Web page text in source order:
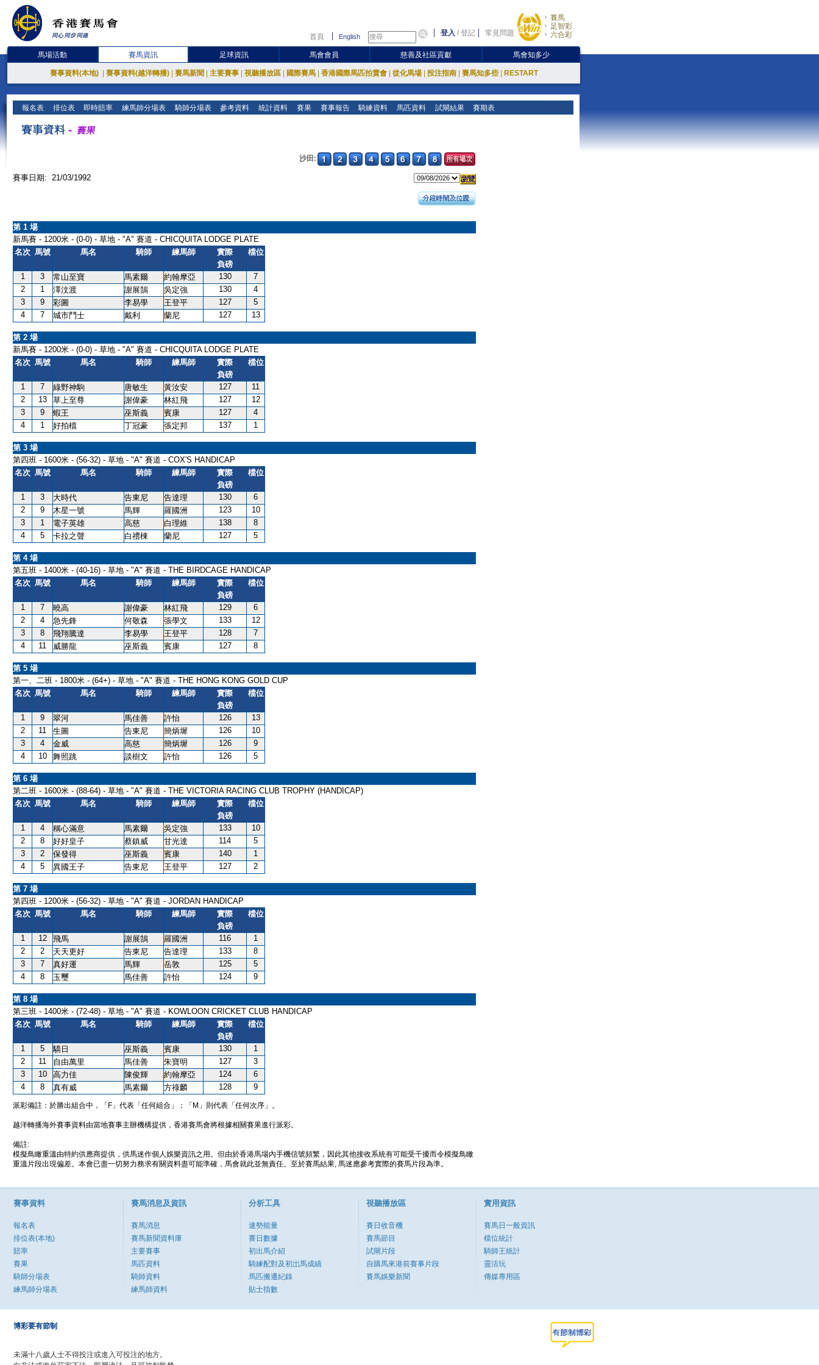
首頁 English 登入 /登記 常見問題
賽馬
足智彩
六合彩
馬場活動 賽馬資訊 足球資訊 馬會會員 慈善及社區貢獻 馬會知多少
賽事資料(本地) 賽事資料(越洋轉播) 賽馬新聞 主要賽事 視聽播放區 國際賽馬 香港國際馬匹拍賣會 從化馬場 投注指南 賽馬知多些 RESTART
報名表 排位表 即時賠率 練馬師分場表 騎師分場表 參考資料 統計資料 賽果 賽事報告 騎練資料 馬匹資料 試閘結果 賽期表
沙田:
賽事日期: 21/03/1992
第 1 場
新馬賽 - 1200米 - (0-0) - 草地 - "A" 賽道 - CHICQUITA LODGE PLATE
名次 馬號 馬名 騎師 練馬師
實際
負磅
檔位
1 3 常山至寶 馬素爾 約翰摩亞 130
7
2
1 澤汶渡 謝展鵠 吳定強 130
4
3
9 彩圖 李易學 王登平 127
5
4
7 城市鬥士 戴利 蘭尼 127 13
第 2 場
新馬賽 - 1200米 - (0-0) - 草地 - "A" 賽道 - CHICQUITA LODGE PLATE
名次 馬號 馬名 騎師 練馬師
實際
負磅
檔位
1 7 綠野神駒 唐敏生 黃汝安 127
11
2
13 草上至尊 謝偉豪 林紅飛 127
12
3
9 蝦王 巫斯義 賓康 127
4
4
1 好拍檔 丁冠豪 張定邦 137 1
第 3 場
第四班 - 1600米 - (56-32) - 草地 - "A" 賽道 - COX'S HANDICAP
名次 馬號 馬名 騎師 練馬師
實際
負磅
檔位
1 3 大時代 告東尼 告達理 130
6
2
9 木星一號 馬輝 羅國洲 123
10
3
1 電子英雄 高慈 白理維 138
8
4
5 卡拉之聲 白禮棟 蘭尼 127 5
第 4 場
第五班 - 1400米 - (40-16) - 草地 - "A" 賽道 - THE BIRDCAGE HANDICAP
名次 馬號 馬名 騎師 練馬師
實際
負磅
檔位
1 7 曉高 謝偉豪 林紅飛 129
6
2
4 急先鋒 何敬森 張學文 133
12
3
8 飛翔騰達 李易學 王登平 128
7
4
11 威勝龍 巫斯義 賓康 127 8
第 5 場
第一、二班 - 1800米 - (64+) - 草地 - "A" 賽道 - THE HONG KONG GOLD CUP
名次 馬號 馬名 騎師 練馬師
實際
負磅
檔位
1 9 翠河 馬佳善 許怡 126
13
2
11 生圖 告東尼 簡炳墀 126
10
3
4 金威 高慈 簡炳墀 126
9
4
10 舞照跳 談樹文 許怡 126 5
第 6 場
第二班 - 1600米 - (88-64) - 草地 - "A" 賽道 - THE VICTORIA RACING CLUB TROPHY (HANDICAP)
名次 馬號 馬名 騎師 練馬師
實際
負磅
檔位
1 4 稱心滿意 馬素爾 吳定強 133
10
2
8 好好皇子 蔡鎮威 甘光達 114
5
3
2 保發得 巫斯義 賓康 140
1
4
5 異國王子 告東尼 王登平 127 2
第 7 場
第四班 - 1200米 - (56-32) - 草地 - "A" 賽道 - JORDAN HANDICAP
名次 馬號 馬名 騎師 練馬師
實際
負磅
檔位
1 12 飛馬 謝展鵠 羅國洲 116
1
2
2 天天更好 告東尼 告達理 133
8
3
7 真好運 馬輝 岳敦 125
5
4
8 玉璽 馬佳善 許怡 124 9
第 8 場
第三班 - 1400米 - (72-48) - 草地 - "A" 賽道 - KOWLOON CRICKET CLUB HANDICAP
名次 馬號 馬名 騎師 練馬師
實際
負磅
檔位
1 5 驕日 巫斯義 賓康 130
1
2
11 自由萬里 馬佳善 朱寶明 127
3
3
10 高力佳 陳俊輝 約翰摩亞 124
6
4
8 真有威 馬素爾 方祿麟 128 9
派彩備註：於勝出組合中，「F」代表「任何組合」；「M」則代表「任何次序」。
越洋轉播海外賽事資料由當地賽事主辦機構提供，香港賽馬會將根據相關賽果進行派彩。
備註:
模擬鳥瞰重溫由特約供應商提供，供馬迷作個人娛樂資訊之用。但由於香港馬場內手機信號頻繁，因此其他接收系統有可能受干擾而令模擬鳥瞰
重溫片段出現偏差。本會已盡一切努力務求有關資料盡可能準確，馬會就此並無責任。至於賽馬結果, 馬迷應參考實際的賽馬片段為準。
賽事資料
報名表
排位表(本地)
賠率
賽果
騎師分場表
練馬師分場表
賽馬消息及資訊
賽馬消息
賽馬新聞資料庫
主要賽事
馬匹資料
騎師資料
練馬師資料
分析工具
速勢能量
賽日數據
初出馬介紹
騎練配對及初岀馬成績
馬匹搬遷紀錄
貼士指數
視聽播放區
賽日收音機
賽馬節目
試閘片段
自購馬來港前賽事片段
賽馬娛樂新聞
實用資訊
賽馬日一般資訊
檔位統計
騎師王統計
靈活玩
傳媒專用區
博彩要有節制
未滿十八歲人士不得投注或進入可投注的地方。